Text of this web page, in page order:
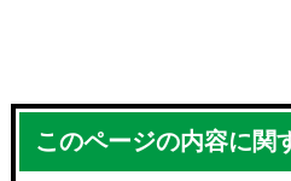
このページの内容に関